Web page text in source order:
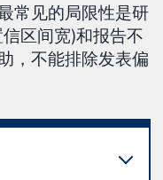
常见的局限性是研
区间宽)和报告不
，不能排除发表偏